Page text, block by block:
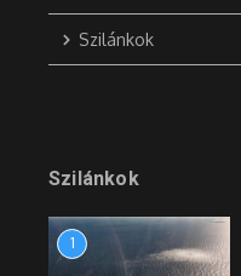
Szilánkok
Szilánkok
1